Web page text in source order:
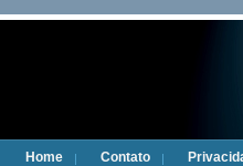
Home Contato